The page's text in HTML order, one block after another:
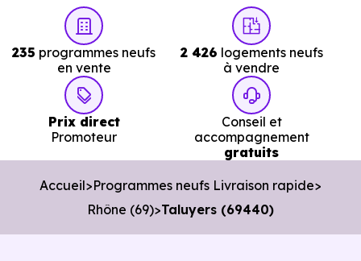
Nos conseillers vous permettent de :
Cibler les bons biens dès le départ.
Éviter les annonces obsolètes.
Organiser des visites pertinentes.
Avancer rapidement dans les démarches.
L’objectif est de vous faire gagner du temps sans vous
pousser à décider dans la précipitation.
235 programmes neufs
en vente
2 426 logements neufs
à vendre
Prix direct
Promoteur
Conseil et
accompagnement
gratuits
Accueil Programmes neufs Livraison rapide
Rhône (69) Taluyers (69440)